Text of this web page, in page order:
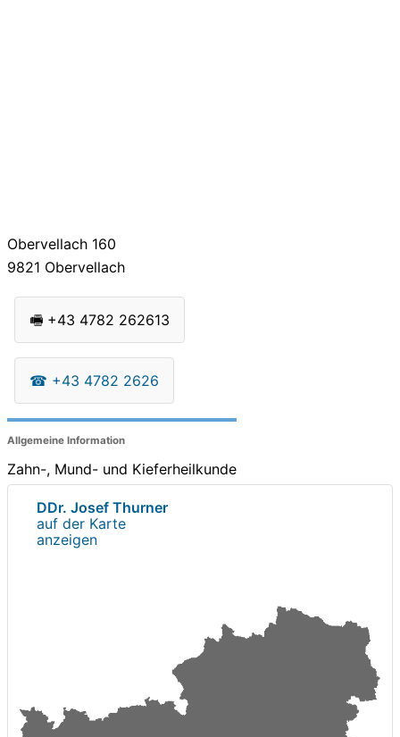
Obervellach 160
9821 Obervellach
🖷 +43 4782 262613
☎ +43 4782 2626
Allgemeine Information
Zahn-, Mund- und Kieferheilkunde
DDr. Josef Thurner
auf der Karte
anzeigen